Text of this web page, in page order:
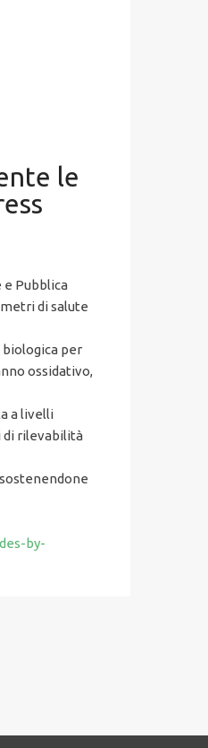
le
e Pubblica
di salute
biologica per
ossidativo,
a livelli
di rilevabilità
by-